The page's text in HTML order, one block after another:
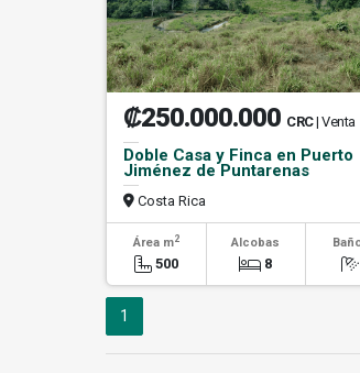
₡250.000.000 CRC| Venta
Doble Casa y Finca en Puerto
Jiménez de Puntarenas
Costa Rica
Área m2
500
Alcobas
8
1